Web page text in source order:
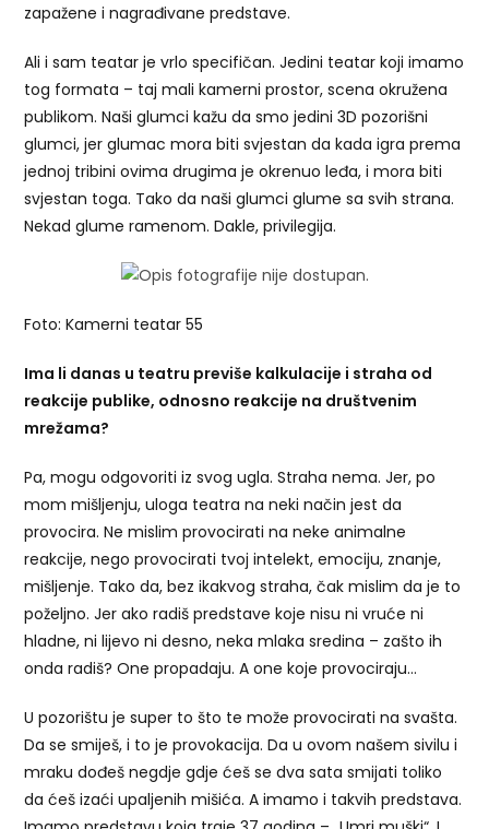
zapažene i nagrađivane predstave.
Ali i sam teatar je vrlo specifičan. Jedini teatar koji imamo
tog formata – taj mali kamerni prostor, scena okružena
publikom. Naši glumci kažu da smo jedini 3D pozorišni
glumci, jer glumac mora biti svjestan da kada igra prema
jednoj tribini ovima drugima je okrenuo leđa, i mora biti
svjestan toga. Tako da naši glumci glume sa svih strana.
Nekad glume ramenom. Dakle, privilegija.
Foto: Kamerni teatar 55
Ima li danas u teatru previše kalkulacije i straha od
reakcije publike, odnosno reakcije na društvenim
mrežama?
Pa, mogu odgovoriti iz svog ugla. Straha nema. Jer, po
mom mišljenju, uloga teatra na neki način jest da
provocira. Ne mislim provocirati na neke animalne
reakcije, nego provocirati tvoj intelekt, emociju, znanje,
mišljenje. Tako da, bez ikakvog straha, čak mislim da je to
poželjno. Jer ako radiš predstave koje nisu ni vruće ni
hladne, ni lijevo ni desno, neka mlaka sredina – zašto ih
onda radiš? One propadaju. A one koje provociraju…
U pozorištu je super to što te može provocirati na svašta.
Da se smiješ, i to je provokacija. Da u ovom našem sivilu i
mraku dođeš negdje gdje ćeš se dva sata smijati toliko
da ćeš izaći upaljenih mišića. A imamo i takvih predstava.